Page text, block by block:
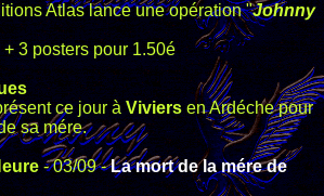
Atlas lance une opération "Johnny
3 posters pour 1.50é
ce jour àViviersen Ardéche pour
sa mére.
- 03/09 -La mort de la mére de